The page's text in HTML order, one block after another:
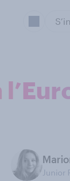
Junior